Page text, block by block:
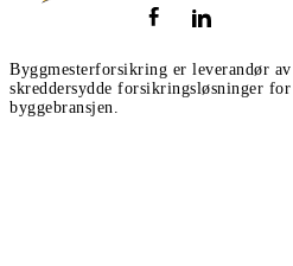
Byggmesterforsikring er leverandør av
skreddersydde forsikringsløsninger for
byggebransjen.